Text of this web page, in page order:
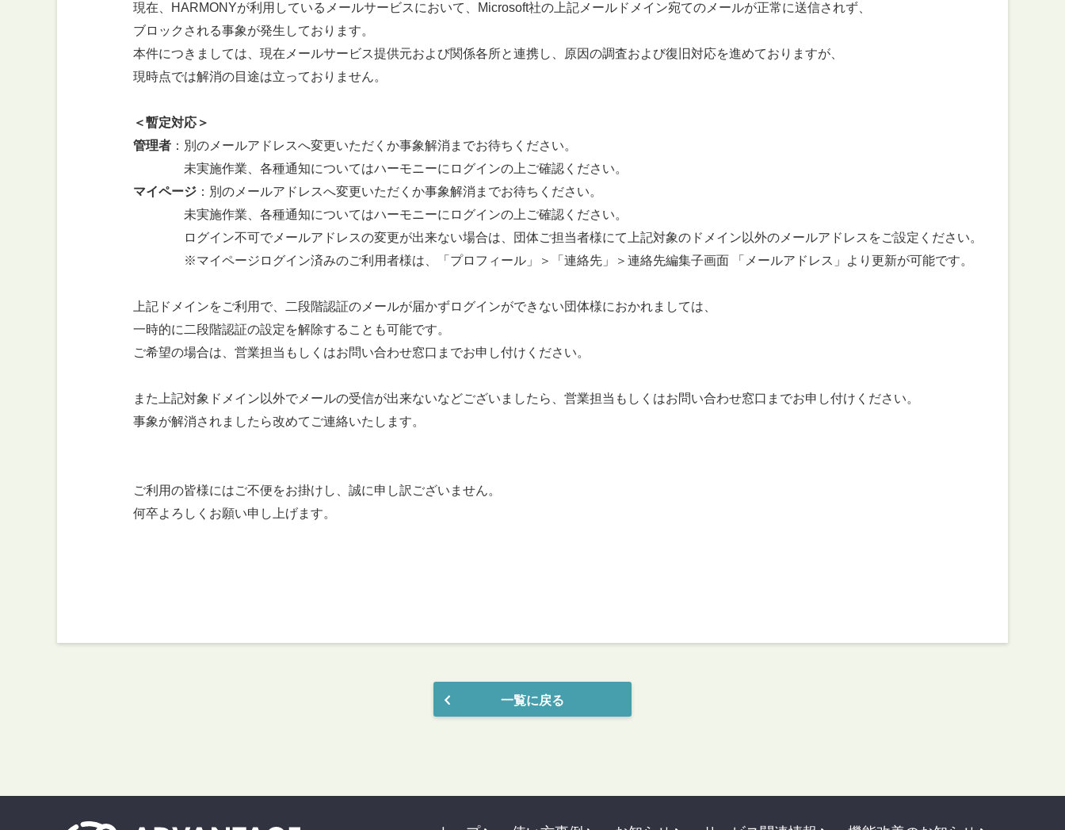
現在、HARMONYが利用しているメールサービスにおいて、Microsoft社の上記メールドメイン宛てのメールが正常に送信されず、
ブロックされる事象が発生しております。
本件につきましては、現在メールサービス提供元および関係各所と連携し、原因の調査および復旧対応を進めておりますが、
現時点では解消の目途は立っておりません。
＜暫定対応＞
管理者 ：別のメールアドレスへ変更いただくか事象解消までお待ちください。
未実施作業、各種通知についてはハーモニーにログインの上ご確認ください。
マイページ ：別のメールアドレスへ変更いただくか事象解消までお待ちください。
未実施作業、各種通知についてはハーモニーにログインの上ご確認ください。
ログイン不可でメールアドレスの変更が出来ない場合は、団体ご担当者様にて上記対象のドメイン以外のメールアドレスをご設定ください。
※マイページログイン済みのご利用者様は、「プロフィール」＞「連絡先」＞連絡先編集子画面 「メールアドレス」より更新が可能です。
上記ドメインをご利用で、二段階認証のメールが届かずログインができない団体様におかれましては、
一時的に二段階認証の設定を解除することも可能です。
ご希望の場合は、営業担当もしくはお問い合わせ窓口までお申し付けください。
また上記対象ドメイン以外でメールの受信が出来ないなどございましたら、営業担当もしくはお問い合わせ窓口までお申し付けください。
事象が解消されましたら改めてご連絡いたします。
ご利用の皆様にはご不便をお掛けし、誠に申し訳ございません。
何卒よろしくお願い申し上げます。
一覧に戻る